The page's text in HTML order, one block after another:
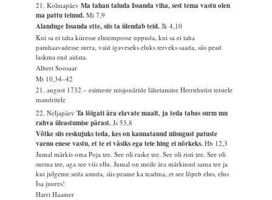
21. KolmapäevMa tahan taluda Issanda viha, sest tema vastu olen
ma pattu teinud.Mi 7,9
Alanduge Issanda ette, siis ta ülendab teid.Jk 4,10
Kui sa ei taha kiiresse elutemposse uppuda, kui sa ei taha
patuhaavadesse surra, vaid igaveseks eluks terveks saada, siis pead
laskma end aidata.
Albert Soosaar
Mt 10,34–42
21. august 1732 – esimeste misjonäride lähetamine Herrnhutist teistele
mandritele
22. NeljapäevTa lõigati ära elavate maalt, ja teda tabas surm mu
rahva üleastumise pärast.Js 53,8
Võtke siis eeskujuks teda, kes on kannatanud niisugust patuste
vaenu enese vastu, et te ei väsiks ega teie hing ei nõrkeks.Hb 12,3
Jumal märkis oma Poja tee. See oli raske tee. See oli risti tee. See oli
surma tee, aga see viis ellu. Jumal on meile ära märkinud sama tee ja
kui julgeme seda astuda, siis peame ka teadma, et see lõpeb elus, elus
Isa juures!
Harri Haamer